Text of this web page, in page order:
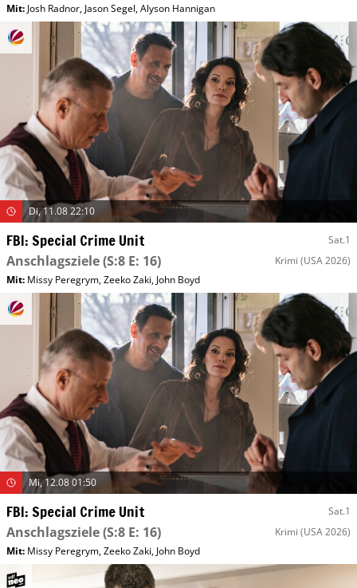
Mit: Josh Radnor, Jason Segel,Alyson Hannigan
Di, 11.08 22:10
FBI: Special Crime Unit Sat.1
Anschlagsziele(S:8 E: 16) Krimi (USA 2026)
Mit: Missy Peregrym,Zeeko Zaki, John Boyd
Mi, 12.08 01:50
FBI: Special Crime Unit Sat.1
Anschlagsziele(S:8 E: 16) Krimi (USA 2026)
Mit: Missy Peregrym,Zeeko Zaki, John Boyd